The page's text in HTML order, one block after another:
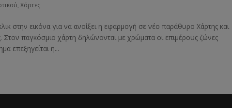
, Χάρτες
στην εικόνα για να ανοίξει η εφαρμογή σε νέο παράθυρο Χάρτης και
Στον παγκόσμιο χάρτη δηλώνονται με χρώματα οι επιμέρους ζώνες
επεξηγείται η...